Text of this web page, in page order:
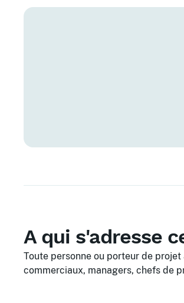
A qui s'adresse
Toute personne ou porteur de
commerciaux, managers, chefs de